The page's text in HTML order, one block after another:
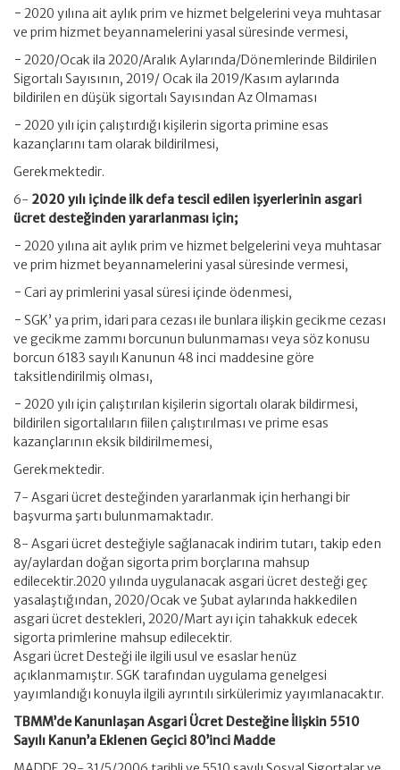
− 2020 yılına ait aylık prim ve hizmet belgelerini veya muhtasar
ve prim hizmet beyannamelerini yasal süresinde vermesi,
− 2020/Ocak ila 2020/Aralık Aylarında/Dönemlerinde Bildirilen
Sigortalı Sayısının, 2019/ Ocak ila 2019/Kasım aylarında
bildirilen en düşük sigortalı Sayısından Az Olmaması
− 2020 yılı için çalıştırdığı kişilerin sigorta primine esas
kazançlarını tam olarak bildirilmesi,
Gerekmektedir.
6- 2020 yılı içinde ilk defa tescil edilen işyerlerinin asgari
ücret desteğinden yararlanması için;
− 2020 yılına ait aylık prim ve hizmet belgelerini veya muhtasar
ve prim hizmet beyannamelerini yasal süresinde vermesi,
− Cari ay primlerini yasal süresi içinde ödenmesi,
− SGK’ ya prim, idari para cezası ile bunlara ilişkin gecikme cezası
ve gecikme zammı borcunun bulunmaması veya söz konusu
borcun 6183 sayılı Kanunun 48 inci maddesine göre
taksitlendirilmiş olması,
− 2020 yılı için çalıştırılan kişilerin sigortalı olarak bildirmesi,
bildirilen sigortalıların fiilen çalıştırılması ve prime esas
kazançlarının eksik bildirilmemesi,
Gerekmektedir.
7- Asgari ücret desteğinden yararlanmak için herhangi bir
başvurma şartı bulunmamaktadır.
8- Asgari ücret desteğiyle sağlanacak indirim tutarı, takip eden
ay/aylardan doğan sigorta prim borçlarına mahsup
edilecektir.2020 yılında uygulanacak asgari ücret desteği geç
yasalaştığından, 2020/Ocak ve Şubat aylarında hakkedilen
asgari ücret destekleri, 2020/Mart ayı için tahakkuk edecek
sigorta primlerine mahsup edilecektir.
Asgari ücret Desteği ile ilgili usul ve esaslar henüz
açıklanmamıştır. SGK tarafından uygulama genelgesi
yayımlandığı konuyla ilgili ayrıntılı sirkülerimiz yayımlanacaktır.
TBMM’de Kanunlaşan Asgari Ücret Desteğine İlişkin 5510
Sayılı Kanun’a Eklenen Geçici 80’inci Madde